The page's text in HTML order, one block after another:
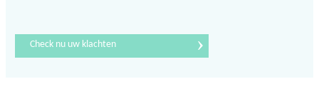
Check nu uw klachten ›